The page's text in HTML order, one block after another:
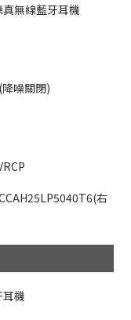
無線藍牙耳機
噪關閉)
右
機